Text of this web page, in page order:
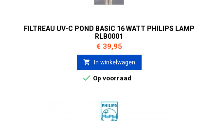
FILTREAU UV-C POND BASIC 16 WATT PHILIPS LAMP
RLB0001
Prijs
€ 39,95
 In winkelwagen
 Op voorraad